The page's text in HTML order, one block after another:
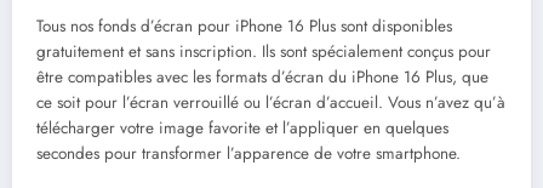
Tous nos fonds d’écran pour iPhone 16 Plus sont disponibles
gratuitement et sans inscription. Ils sont spécialement conçus pour
être compatibles avec les formats d’écran du iPhone 16 Plus, que
ce soit pour l’écran verrouillé ou l’écran d’accueil. Vous n’avez qu’à
télécharger votre image favorite et l’appliquer en quelques
secondes pour transformer l’apparence de votre smartphone.